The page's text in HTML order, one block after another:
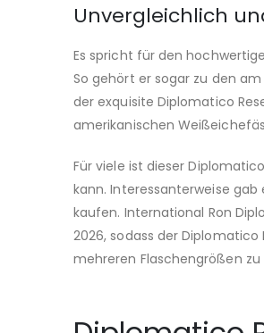
Unvergleichlich
Es spricht für den
So gehört er sogar zu den
der exquisite Diplomatico
amerikanischen
Für viele ist dieser
kann. Interessanterweise
kaufen. International Ron
2026, sodass der
mehreren Flaschengrößen